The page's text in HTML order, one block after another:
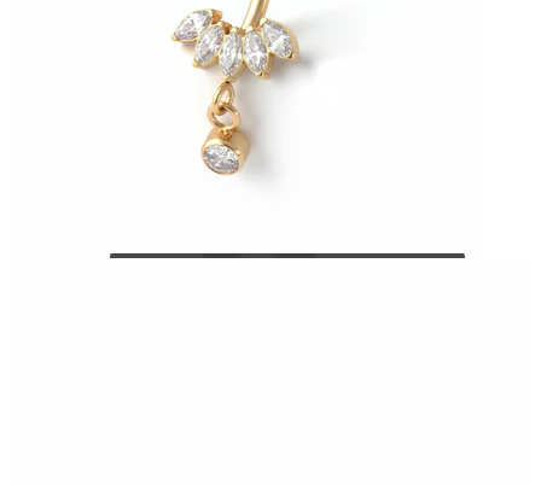
Bodymod Care